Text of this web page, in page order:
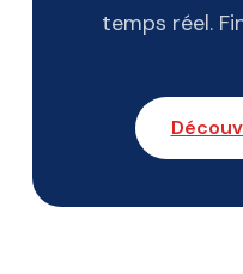
temps réel.